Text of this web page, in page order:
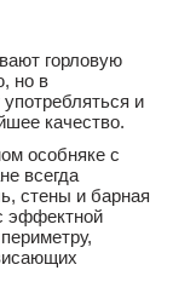
горловую
но в
и
качество.
особняке с
всегда
стены и барная
эффектной